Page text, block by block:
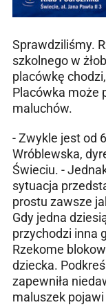
Sprawdziliśmy.
szkolnego w
placówkę
Placówka może
maluchów.
- Zwykle jest od
Wróblewska,
Świeciu. -
sytuacja
prostu zawsze
Gdy jedna
przychodzi inna
Rzekome
dziecka.
zapewniła
maluszek pojawi